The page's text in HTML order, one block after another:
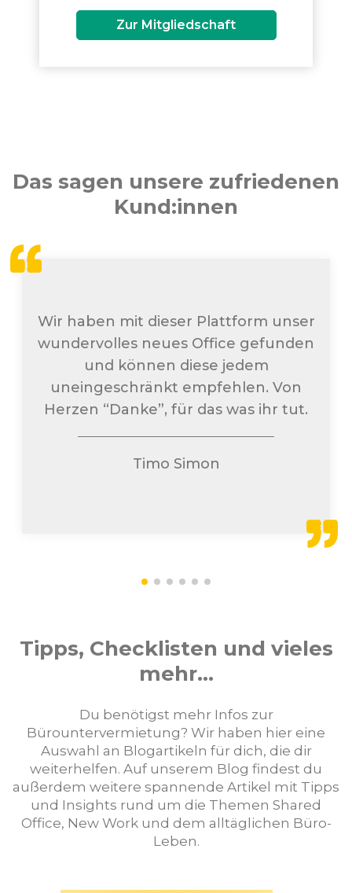
Zur Mitgliedschaft
Das sagen unsere zufriedenen
Kund:innen
Wir haben mit dieser Plattform unser
wundervolles neues Office gefunden
und können diese jedem
uneingeschränkt empfehlen. Von
Herzen “Danke”, für das was ihr tut.
Timo Simon
Tipps, Checklisten und vieles
mehr...
Du benötigst mehr Infos zur
Bürountervermietung? Wir haben hier eine
Auswahl an Blogartikeln für dich, die dir
weiterhelfen. Auf unserem Blog findest du
außerdem weitere spannende Artikel mit Tipps
und Insights rund um die Themen Shared
Office, New Work und dem alltäglichen Büro-
Leben.